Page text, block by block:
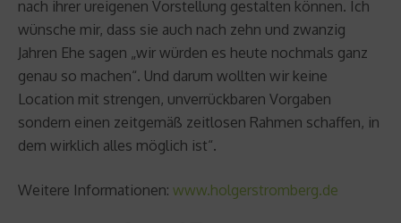
nach ihrer ureigenen Vorstellung gestalten können. Ich
wünsche mir, dass sie auch nach zehn und zwanzig
Jahren Ehe sagen „wir würden es heute nochmals ganz
genau so machen“. Und darum wollten wir keine
Location mit strengen, unverrückbaren Vorgaben
sondern einen zeitgemäß zeitlosen Rahmen schaffen, in
dem wirklich alles möglich ist“.
Weitere Informationen: www.holgerstromberg.de